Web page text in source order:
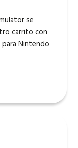
se
carrito con
Nintendo